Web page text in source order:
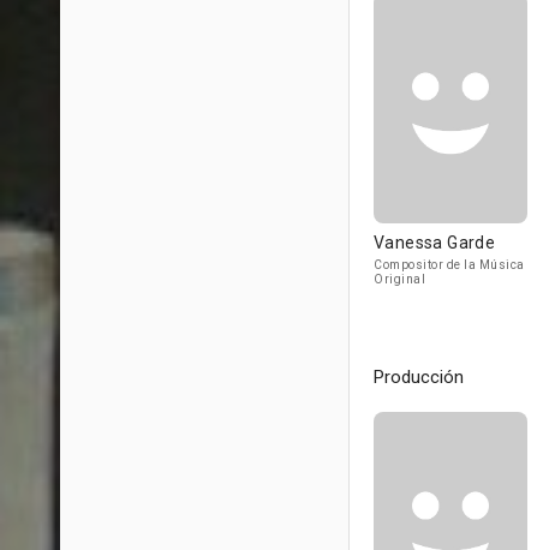
Vanessa Garde
Compositor de la Música
Original
Producción